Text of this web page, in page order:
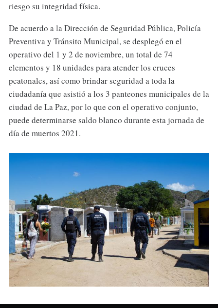
riesgo su integridad física.
De acuerdo a la Dirección de Seguridad Pública, Policía
Preventiva y Tránsito Municipal, se desplegó en el
operativo del 1 y 2 de noviembre, un total de 74
elementos y 18 unidades para atender los cruces
peatonales, así como brindar seguridad a toda la
ciudadanía que asistió a los 3 panteones municipales de la
ciudad de La Paz, por lo que con el operativo conjunto,
puede determinarse saldo blanco durante esta jornada de
día de muertos 2021.